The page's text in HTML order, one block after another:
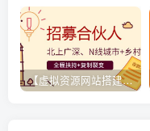
【虚拟资源网站搭建服务】加盟本站系统，做一个和本站一样的独立网站，躺赚的项目